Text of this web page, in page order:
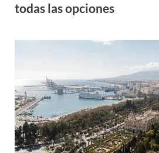
todas las opciones